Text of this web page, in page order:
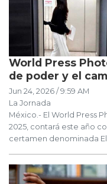
World Press
de poder y el
Jun 24, 2026 / 9:59 AM
La Jornada
México.- El World Press
2025, contará este año
certamen denominada El